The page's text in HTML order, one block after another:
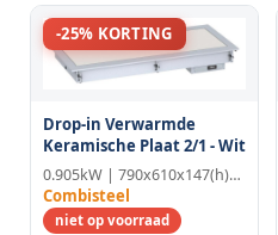
-25% KORTING
Drop-in Verwarmde
Keramische Plaat 2/1 - Wit
0.905kW | 790x610x147(h)mm
Combisteel
niet op voorraad